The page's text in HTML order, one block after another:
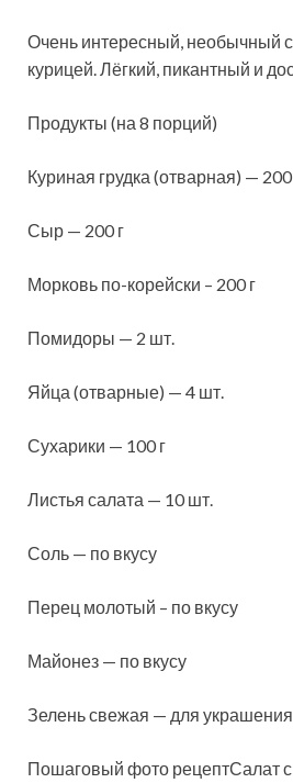
Очень интересный, необычный
курицей. Лёгкий, пикантный и
Продукты (на 8 порций)
Куриная грудка (отварная) — 200
Сыр — 200 г
Морковь по-корейски – 200 г
Помидоры — 2 шт.
Яйца (отварные) — 4 шт.
Сухарики — 100 г
Листья салата — 10 шт.
Соль — по вкусу
Перец молотый – по вкусу
Майонез — по вкусу
Зелень свежая — для украшения
Пошаговый фото рецептСалат с